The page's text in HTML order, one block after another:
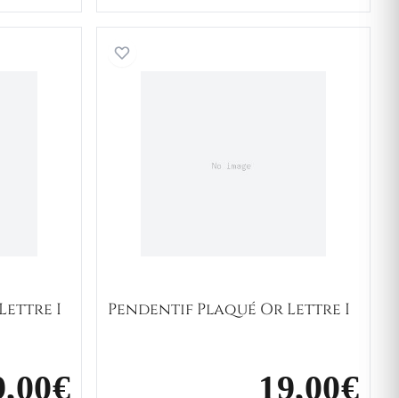
Plaqué Or Lettre I
I Pendentif Plaqué Or Lettre I